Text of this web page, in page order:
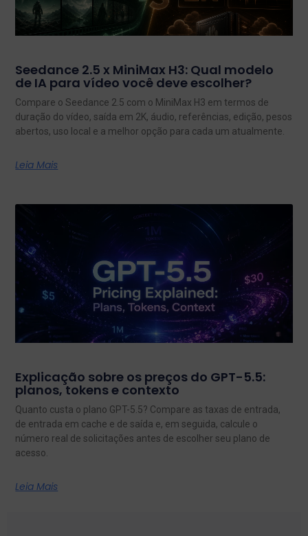
Seedance 2.5 x MiniMax H3: Qual modelo
de IA para vídeo você deve escolher?
Compare o Seedance 2.5 com o MiniMax H3 em termos de
duração do vídeo, saída em 2K, áudio, referências, edição, pesos
abertos, uso local e a melhor opção para cada um atualmente.
Leia Mais
Explicação sobre os preços do GPT-5.5:
planos, tokens e contexto
Quanto custa o plano GPT-5.5? Compare as taxas de entrada,
de entrada em cache e de saída e, em seguida, calcule o
número real de solicitações antes de escolher seu plano de
acesso.
Leia Mais